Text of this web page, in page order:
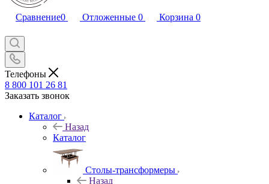
Сравнение0 Отложенные 0 Корзина 0
Телефоны
8 800 101 26 81
Заказать звонок
Каталог
Назад
Каталог
Столы-трансформеры
Назад